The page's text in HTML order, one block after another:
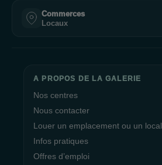
Commerces
Locaux
A PROPOS DE LA GALERIE
Nos centres
Nous contacter
Louer un emplacement ou un local
Infos pratiques
Offres d’emploi